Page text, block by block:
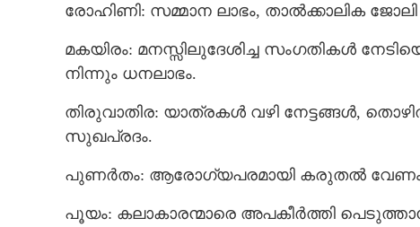
രോഹിണി: സമ്മാന ലാഭം, താല്‍ക്കാലിക
മകയിരം: മനസ്സിലുദേശിച്ച സംഗതികള്‍
നിന്നും ധനലാഭം.
തിരുവാതിര: യാത്രകൾ വഴി നേട്ടങ്ങൾ,
സുഖപ്രദം.
പുണര്‍തം: ആരോഗ്യപരമായി കരുതല്‍ വേണം,
പൂയം: കലാകാരന്മാരെ അപകീര്‍ത്തി